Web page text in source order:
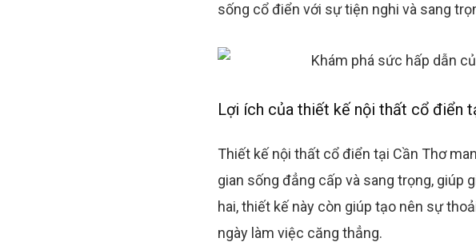
sống cổ điển với sự tiện nghi và sang
Lợi ích của thiết kế nội thất cổ điển
Thiết kế nội thất cổ điển tại Cần Thơ
gian sống đẳng cấp và sang trọng, giúp
hai, thiết kế này còn giúp tạo nên sự
ngày làm việc căng thẳng.